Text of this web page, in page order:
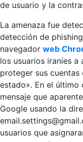
de usuario y la
La amenaza fue
detección de
navegador web
los usuarios iraníes
proteger sus
estado». En el último
mensaje que
Google usando la
usuarios que